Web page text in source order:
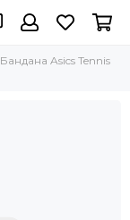
Бандана Asics Tennis